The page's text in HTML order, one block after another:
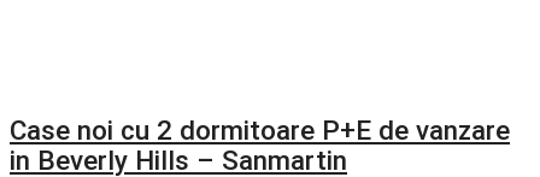
Case noi cu 2 dormitoare P+E de vanzare
in Beverly Hills – Sanmartin